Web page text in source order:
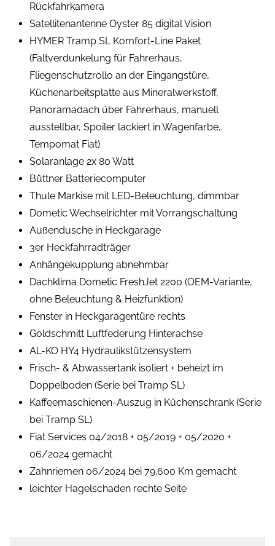
Rückfahrkamera
Satellitenantenne Oyster 85 digital Vision
HYMER Tramp SL Komfort-Line Paket
(Faltverdunkelung für Fahrerhaus,
Fliegenschutzrollo an der Eingangstüre,
Küchenarbeitsplatte aus Mineralwerkstoff,
Panoramadach über Fahrerhaus, manuell
ausstellbar, Spoiler lackiert in Wagenfarbe,
Tempomat Fiat)
Solaranlage 2x 80 Watt
Büttner Batteriecomputer
Thule Markise mit LED-Beleuchtung, dimmbar
Dometic Wechselrichter mit Vorrangschaltung
Außendusche in Heckgarage
3er Heckfahrradträger
Anhängekupplung abnehmbar
Dachklima Dometic FreshJet 2200 (OEM-Variante,
ohne Beleuchtung & Heizfunktion)
Fenster in Heckgaragentüre rechts
Goldschmitt Luftfederung Hinterachse
AL-KO HY4 Hydraulikstützensystem
Frisch- & Abwassertank isoliert + beheizt im
Doppelboden (Serie bei Tramp SL)
Kaffeemaschienen-Auszug in Küchenschrank (Serie
bei Tramp SL)
Fiat Services 04/2018 + 05/2019 + 05/2020 +
06/2024 gemacht
Zahnriemen 06/2024 bei 79.600 Km gemacht
leichter Hagelschaden rechte Seite